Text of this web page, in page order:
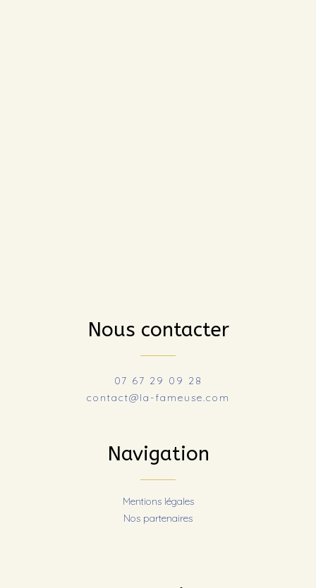
Nous contacter
07 67 29 09 28
contact@la-fameuse.com
Navigation
Mentions légales
Nos partenaires